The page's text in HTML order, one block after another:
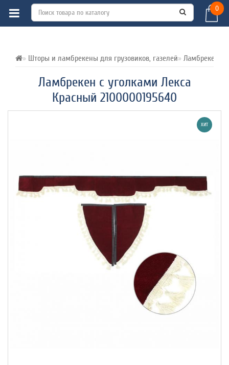
0
Шторы и ламбрекены для грузовиков, газелей Ламбрекены
Ламбрекен с уголками Лекса
Красный 2100000195640
ВСЕ О ТОВАРЕ ХАРАКТЕРИСТИКИ
ХИТ